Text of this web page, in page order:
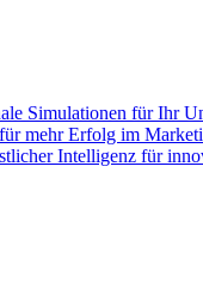
Simulationen für Ihr
mehr Erfolg im
Intelligenz für